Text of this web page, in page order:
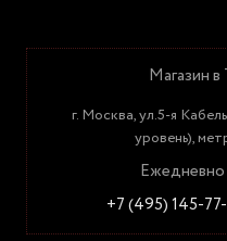
Магазин
г. Москва, ул.5-я
уровень),
+7 (495) 145-